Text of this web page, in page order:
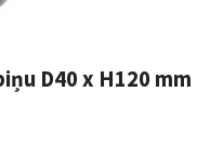
D40 x H120 mm